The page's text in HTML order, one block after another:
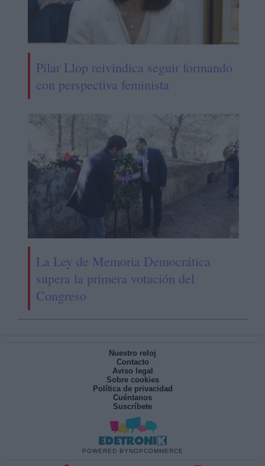
Pilar Llop reivindica seguir formando
con perspectiva feminista
La Ley de Memoria Democrática
supera la primera votación del
Congreso
Nuestro reloj
Contacto
Aviso legal
Sobre cookies
Política de privacidad
Cuéntanos
Suscríbete
POWERED BY NOPCOMMERCE